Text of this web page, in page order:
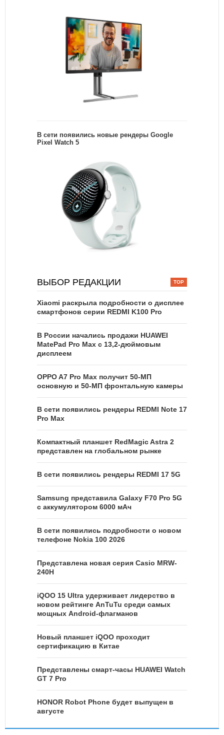
В сети появились новые рендеры Google
Pixel Watch 5
ВЫБОР РЕДАКЦИИ
Xiaomi раскрыла подробности о дисплее
смартфонов серии REDMI K100 Pro
В России начались продажи HUAWEI
MatePad Pro Max с 13,2-дюймовым
дисплеем
OPPO A7 Pro Max получит 50-МП
основную и 50-МП фронтальную камеры
В сети появились рендеры REDMI Note 17
Pro Max
Компактный планшет RedMagic Astra 2
представлен на глобальном рынке
В сети появились рендеры REDMI 17 5G
Samsung представила Galaxy F70 Pro 5G
с аккумулятором 6000 мАч
В сети появились подробности о новом
телефоне Nokia 100 2026
Представлена новая серия Casio MRW-
240H
iQOO 15 Ultra удерживает лидерство в
новом рейтинге AnTuTu среди самых
мощных Android-флагманов
Новый планшет iQOO проходит
сертификацию в Китае
Представлены смарт-часы HUAWEI Watch
GT 7 Pro
HONOR Robot Phone будет выпущен в
августе